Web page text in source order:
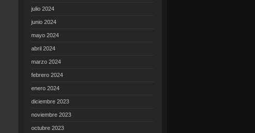
julio 2024
junio 2024
mayo 2024
abril 2024
marzo 2024
febrero 2024
enero 2024
diciembre 2023
noviembre 2023
octubre 2023